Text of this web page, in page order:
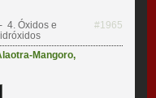
- 4. Óxidos e
#1965
Mangoro,